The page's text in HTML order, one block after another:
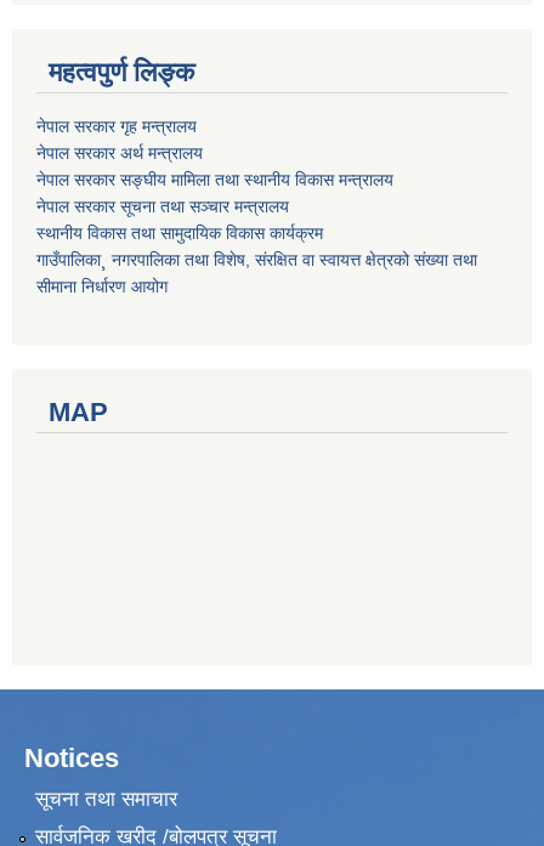
महत्वपुर्ण लिङ्क
नेपाल सरकार गृह मन्त्रालय
नेपाल सरकार अर्थ मन्त्रालय
नेपाल सरकार सङ्घीय मामिला तथा स्थानीय विकास मन्त्रालय
नेपाल सरकार सूचना तथा सञ्चार मन्त्रालय
स्थानीय विकास तथा सामुदायिक विकास कार्यक्रम
गाउँपालिका¸ नगरपालिका तथा विशेष, संरक्षित वा स्वायत्त क्षेत्रको संख्या तथा
सीमाना निर्धारण आयोग
MAP
Notices
सूचना तथा समाचार
सार्वजनिक खरीद /बोलपत्र सूचना